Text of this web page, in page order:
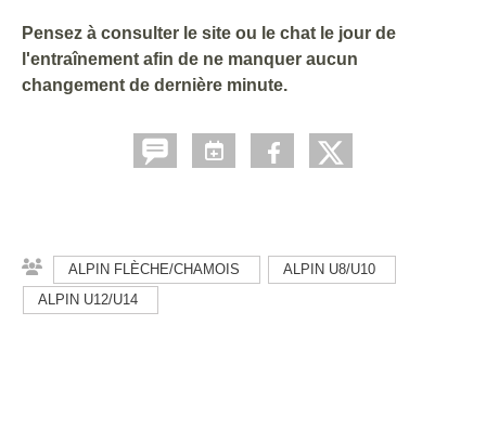
Pensez à consulter le site ou le chat le jour de
l'entraînement afin de ne manquer aucun
changement de dernière minute.
ALPIN FLÈCHE/CHAMOIS
ALPIN U8/U10
ALPIN U12/U14